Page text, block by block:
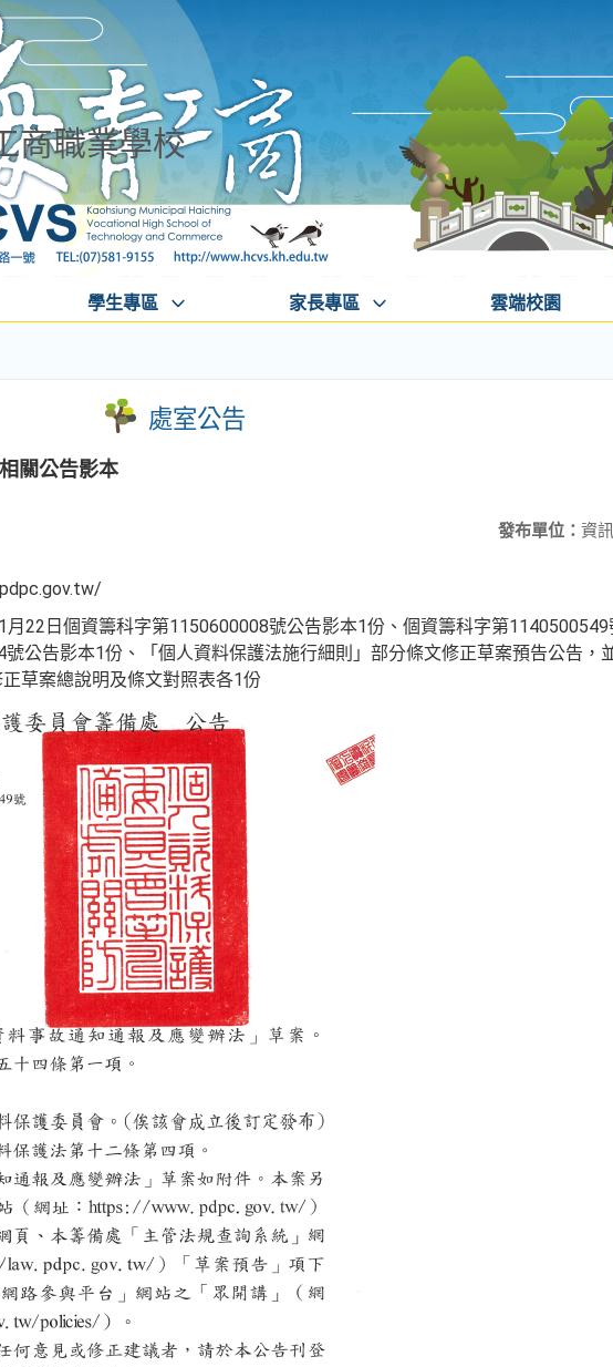
商職業學校
學生專區 家長專區 雲端校園
處室公告
關公告影本
發布單位： 資
22日個資籌科字第1150600008號公告影本1份、個資籌科字第1140500549
公告影本1份、「個人資料保護法施行細則」部分條文修正草案預告公告，
草案總說明及條文對照表各1份